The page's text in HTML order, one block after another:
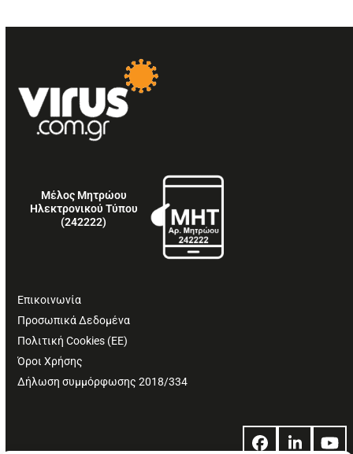
Μέλος Μητρώου
Ηλεκτρονικού Τύπου
(242222)
Επικοινωνία
Προσωπικά Δεδομένα
Πολιτική Cookies (ΕΕ)
Όροι Χρήσης
Δήλωση συμμόρφωσης 2018/334
Facebook
LinkedIn